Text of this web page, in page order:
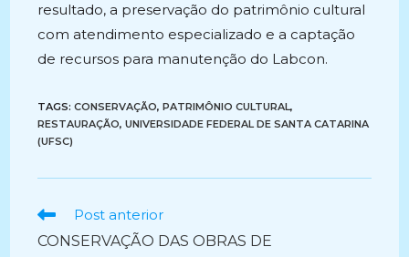
resultado, a preservação do patrimônio cultural
com atendimento especializado e a captação
de recursos para manutenção do Labcon.
TAGS:CONSERVAÇÃO, PATRIMÔNIO CULTURAL,
RESTAURAÇÃO, UNIVERSIDADE FEDERAL DE SANTA CATARINA
(UFSC)
Ler
artigos
Post anterior
CONSERVAÇÃO DAS OBRAS DE